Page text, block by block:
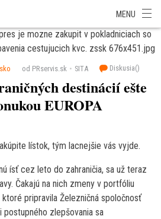
MENU
od PRservis.sk SITA Diskusia()
destinácií ešte
EUROPA
lístok, tým lacnejšie vás vyjde.
ísť cez leto do zahraničia, sa už teraz
Čakajú na nich zmeny v portfóliu
ktoré pripravila Železničná spoločnosť
zlepšovania sa